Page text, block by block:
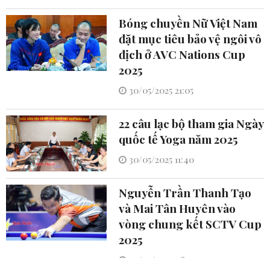
Bóng chuyền Nữ Việt Nam
đặt mục tiêu bảo vệ ngôi vô
địch ở AVC Nations Cup
2025
30/05/2025 21:05
22 câu lạc bộ tham gia Ngày
quốc tế Yoga năm 2025
30/05/2025 11:40
Nguyễn Trần Thanh Tạo
và Mai Tân Huyên vào
vòng chung kết SCTV Cup
2025